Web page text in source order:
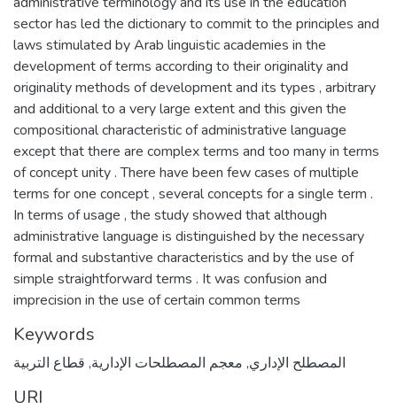
sector has led the dictionary to commit to the principles and
laws stimulated by Arab linguistic academies in the
development of terms according to their originality and
originality methods of development and its types , arbitrary
and additional to a very large extent and this given the
compositional characteristic of administrative language
except that there are complex terms and too many in terms
of concept unity . There have been few cases of multiple
terms for one concept , several concepts for a single term .
In terms of usage , the study showed that although
administrative language is distinguished by the necessary
formal and substantive characteristics and by the use of
simple straightforward terms . It was confusion and
imprecision in the use of certain common terms
Keywords
المصطلح الإداري, معجم المصطلحات الإدارية, قطاع التربية
URI